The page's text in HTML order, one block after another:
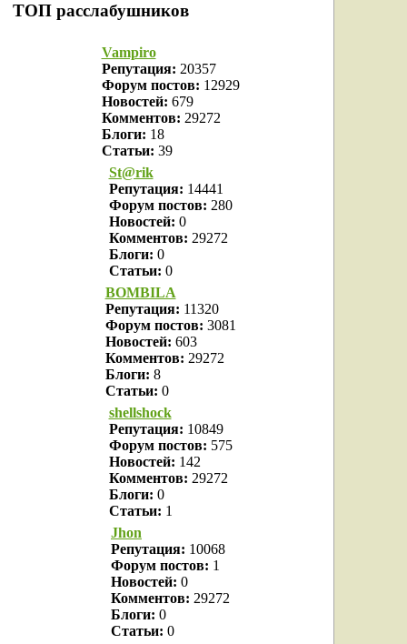
ТОП расслабушников
Vampiro
Репутация: 20357
Форум постов: 12929
Новостей: 679
Комментов: 29272
Блоги: 18
Статьи: 39
St@rik
Репутация: 14441
Форум постов: 280
Новостей: 0
Комментов: 29272
Блоги: 0
Статьи: 0
BOMBILA
Репутация: 11320
Форум постов: 3081
Новостей: 603
Комментов: 29272
Блоги: 8
Статьи: 0
shellshock
Репутация: 10849
Форум постов: 575
Новостей: 142
Комментов: 29272
Блоги: 0
Статьи: 1
Jhon
Репутация: 10068
Форум постов: 1
Новостей: 0
Комментов: 29272
Блоги: 0
Статьи: 0